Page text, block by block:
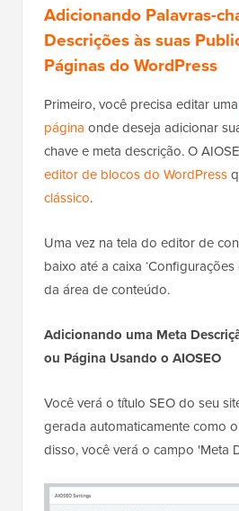
Adicionando Palavras-
Descrições às suas
Páginas do WordPress
Primeiro, você precisa editar uma
página onde deseja adicionar
chave e meta descrição. O
editor de blocos do WordPress
clássico.
Uma vez na tela do editor de
baixo até a caixa
da área de conteúdo.
Adicionando uma Meta
ou Página Usando o AIOSEO
Você verá o título SEO do seu
gerada automaticamente como
disso, você verá o campo 'Meta